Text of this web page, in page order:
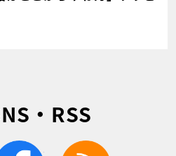
・RSS
facebook